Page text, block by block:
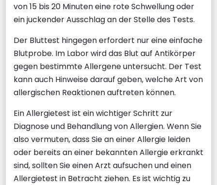
von 15 bis 20 Minuten eine rote Schwellung oder
ein juckender Ausschlag an der Stelle des Tests.
Der Bluttest hingegen erfordert nur eine einfache
Blutprobe. Im Labor wird das Blut auf Antikörper
gegen bestimmte Allergene untersucht. Der Test
kann auch Hinweise darauf geben, welche Art von
allergischen Reaktionen auftreten können.
Ein Allergietest ist ein wichtiger Schritt zur
Diagnose und Behandlung von Allergien. Wenn Sie
also vermuten, dass Sie an einer Allergie leiden
oder bereits an einer bekannten Allergie erkrankt
sind, sollten Sie einen Arzt aufsuchen und einen
Allergietest in Betracht ziehen. Es ist wichtig zu